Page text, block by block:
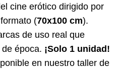
cine erótico dirigido por
(70x100 cm).
de uso real que
época. ¡Solo 1 unidad!
en nuestro taller de